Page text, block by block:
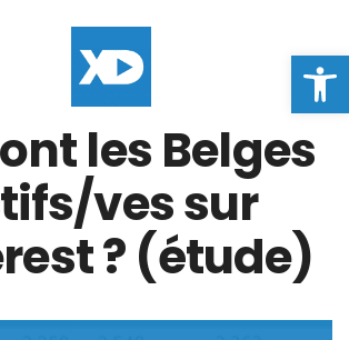
Ouvrir
les Belges
ves sur
? (étude)